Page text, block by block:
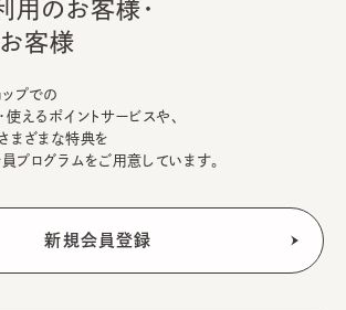
用のお客様・
客様
ップでの
えるポイントサービスや、
まざまな特典を
プログラムをご用意しています。